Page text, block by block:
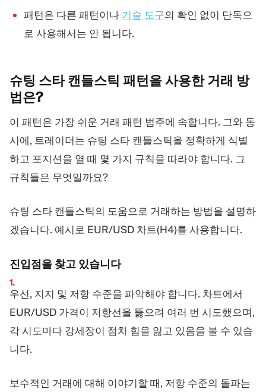
패턴은 다른 패턴이나 기술 도구의 확인 없이 단독으
로 사용해서는 안 됩니다.
슈팅 스타 캔들스틱 패턴을 사용한 거래 방
법은?
이 패턴은 가장 쉬운 거래 패턴 범주에 속합니다. 그와 동
시에, 트레이더는 슈팅 스타 캔들스틱을 정확하게 식별
하고 포지션을 열 때 몇 가지 규칙을 따라야 합니다. 그
규칙들은 무엇일까요?
슈팅 스타 캔들스틱의 도움으로 거래하는 방법을 설명하
겠습니다. 예시로 EUR/USD 차트(H4)를 사용합니다.
진입점을 찾고 있습니다
우선, 지지 및 저항 수준을 파악해야 합니다. 차트에서
EUR/USD 가격이 저항선을 뚫으려 여러 번 시도했으며,
각 시도마다 강세장이 점차 힘을 잃고 있음을 볼 수 있습
니다.
보수적인 거래에 대해 이야기할 때, 저항 수준의 돌파는